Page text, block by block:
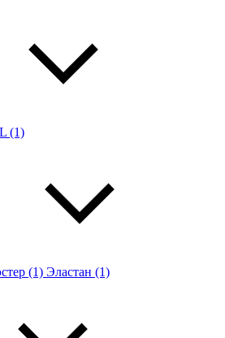
(1)
(1) Эластан (1)